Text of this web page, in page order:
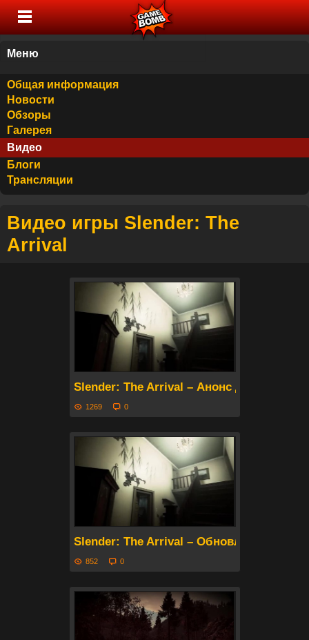
Меню
Общая информация
Новости
Обзоры
Галерея
Видео
Блоги
Трансляции
Видео игры Slender: The
Arrival
Slender: The Arrival – Анонс даты
1269 0
Slender: The Arrival – Обновление в
852 0